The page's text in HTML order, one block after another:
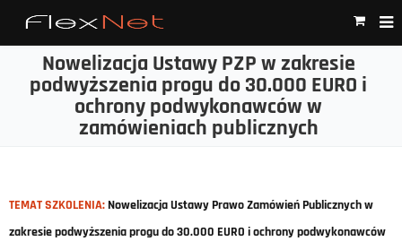
Nowelizacja Ustawy PZP w zakresie
podwyższenia progu do 30.000 EURO i
ochrony podwykonawców w
zamówieniach publicznych
TEMAT SZKOLENIA: Nowelizacja Ustawy Prawo Zamówień Publicznych w
zakresie podwyższenia progu do 30.000 EURO i ochrony podwykonawców